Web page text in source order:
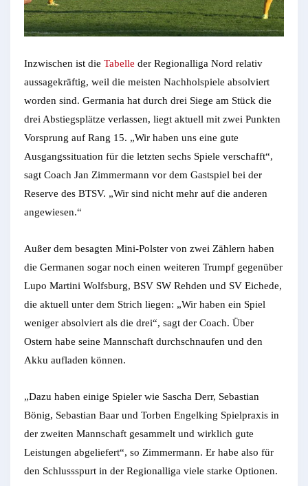
Inzwischen ist die Tabelle der Regionalliga Nord relativ
aussagekräftig, weil die meisten Nachholspiele absolviert
worden sind. Germania hat durch drei Siege am Stück die
drei Abstiegsplätze verlassen, liegt aktuell mit zwei Punkten
Vorsprung auf Rang 15. „Wir haben uns eine gute
Ausgangssituation für die letzten sechs Spiele verschafft“,
sagt Coach Jan Zimmermann vor dem Gastspiel bei der
Reserve des BTSV. „Wir sind nicht mehr auf die anderen
angewiesen.“
Außer dem besagten Mini-Polster von zwei Zählern haben
die Germanen sogar noch einen weiteren Trumpf gegenüber
Lupo Martini Wolfsburg, BSV SW Rehden und SV Eichede,
die aktuell unter dem Strich liegen: „Wir haben ein Spiel
weniger absolviert als die drei“, sagt der Coach. Über
Ostern habe seine Mannschaft durchschnaufen und den
Akku aufladen können.
„Dazu haben einige Spieler wie Sascha Derr, Sebastian
Bönig, Sebastian Baar und Torben Engelking Spielpraxis in
der zweiten Mannschaft gesammelt und wirklich gute
Leistungen abgeliefert“, so Zimmermann. Er habe also für
den Schlussspurt in der Regionalliga viele starke Optionen.